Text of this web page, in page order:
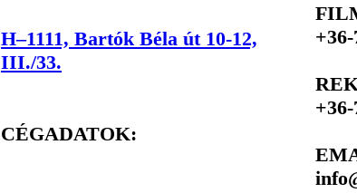
H–1111, Bartók Béla út 10-12,
III./33.
CÉGADATOK: